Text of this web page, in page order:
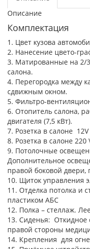
Описание
Комплектация
1. Цвет кузова
2. Нанесение цвето-
3. Матированные на 2/
салона.
4. Перегородка между
сдвижным окном.
5. Фильтро-
6. Отопитель салона,
двигателя (7,5 кВт).
7. Розетка в салоне 12V
8. Розетка в салоне 220
9. Потолочные
Дополнительное
правой боковой двери,
10. Щиток управления
11. Отделка потолка и
пластиком АБС
12. Полка – стеллаж.
13. Cиденья: Откидное
правой стороны
14. Крепления для